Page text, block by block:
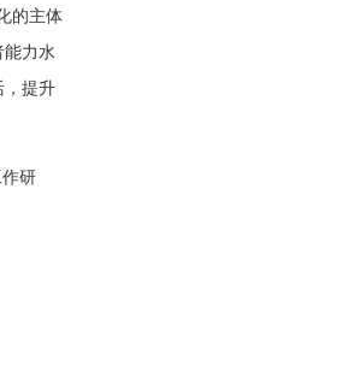
的主体
能力水
，提升
研